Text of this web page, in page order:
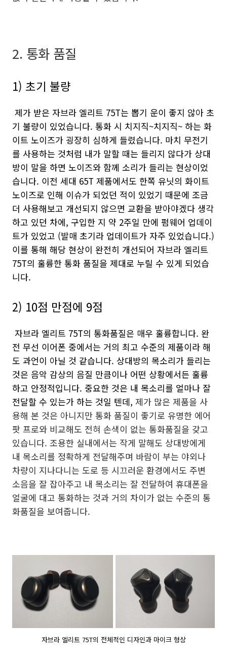
2. 통화 품질
1) 초기 불량
제가 받은 자브라 엘리트 75T는 뽑기 운이 좋지 않아 초
기 불량이 있었습니다. 통화 시 치지직~치지직~ 하는 화
이트 노이즈가 굉장히 심하게 들렸습니다. 마치 무전기
를 사용하는 것처럼 내가 말할 때는 들리지 않다가 상대
방이 말을 하면 노이즈와 함께 소리가 들리는 현상이었
습니다. 이전 세대 65T 제품에서도 한쪽 유닛의 화이트
노이즈로 인해 이슈가 되었던 적이 있었기 때문에 조금
더 사용해보고 개선되지 않으면 교환을 받아야겠다 생각
하고 있던 차에, 구입한 지 약 2주일 만에 펌웨어 업데이
트가 있었고 (발매 초기라 업데이트가 자주 있었습니다.)
이를 통해 해당 현상이 완전히 개선되어 자브라 엘리트
75T의 훌륭한 통화 품질을 제대로 누릴 수 있게 되었습
니다.
2) 10점 만점에 9점
자브라 엘리트 75T의 통화품질은 매우 훌륭합니다. 완
전 무선 이어폰 중에서는 거의 최고 수준의 제품이라 해
도 과언이 아닐 것 같습니다. 상대방의 목소리가 들리는
것은 음악 감상의 음질 만큼이나 어떤 상황에서든 훌륭
하고 안정적입니다. 중요한 것은 내 목소리를 얼마나 잘
전달할 수 있는가 하는 것일 텐데, 제가 많은 제품을 사
용해 본 것은 아니지만 통화 품질이 좋기로 유명한 에어
팟 프로와 비교해도 전혀 손색이 없는 통화품질을 갖고
있습니다. 조용한 실내에서는 작게 말해도 상대방에게
내 목소리를 정확하게 전달해주며 바람이 부는 야외나
차량이 지나다니는 도로 등 시끄러운 환경에서도 주변
소음을 잘 잡아주고 내 목소리는 잘 전달하여 휴대폰을
얼굴에 대고 통화하는 것과 거의 차이가 없는 수준의 통
화품질을 보여줍니다.
자브라 엘리트 75T의 전체적인 디자인과 마이크 형상